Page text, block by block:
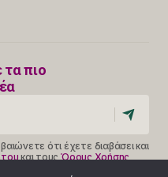
τα πιο
ότι έχετε διαβάσει και
και τουςΌρους Χρήσης